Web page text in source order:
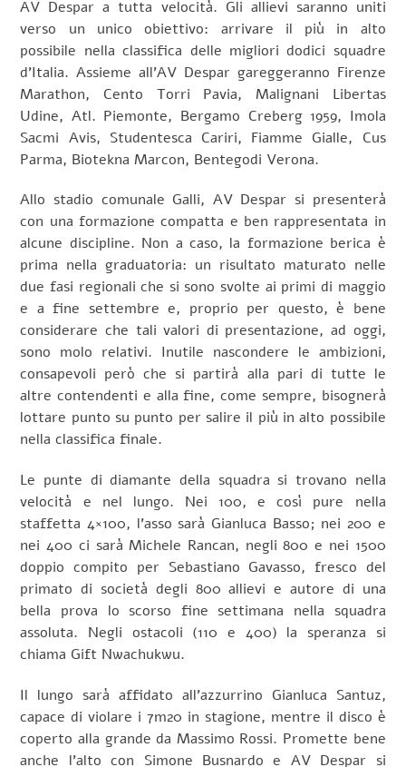
AV Despar a tutta velocità. Gli allievi saranno uniti
verso un unico obiettivo: arrivare il più in alto
possibile nella classifica delle migliori dodici squadre
d’Italia. Assieme all’AV Despar gareggeranno Firenze
Marathon, Cento Torri Pavia, Malignani Libertas
Udine, Atl. Piemonte, Bergamo Creberg 1959, Imola
Sacmi Avis, Studentesca Cariri, Fiamme Gialle, Cus
Parma, Biotekna Marcon, Bentegodi Verona.
Allo stadio comunale Galli, AV Despar si presenterà
con una formazione compatta e ben rappresentata in
alcune discipline. Non a caso, la formazione berica è
prima nella graduatoria: un risultato maturato nelle
due fasi regionali che si sono svolte ai primi di maggio
e a fine settembre e, proprio per questo, è bene
considerare che tali valori di presentazione, ad oggi,
sono molo relativi. Inutile nascondere le ambizioni,
consapevoli però che si partirà alla pari di tutte le
altre contendenti e alla fine, come sempre, bisognerà
lottare punto su punto per salire il più in alto possibile
nella classifica finale.
Le punte di diamante della squadra si trovano nella
velocità e nel lungo. Nei 100, e così pure nella
staffetta 4×100, l’asso sarà Gianluca Basso; nei 200 e
nei 400 ci sarà Michele Rancan, negli 800 e nei 1500
doppio compito per Sebastiano Gavasso, fresco del
primato di società degli 800 allievi e autore di una
bella prova lo scorso fine settimana nella squadra
assoluta. Negli ostacoli (110 e 400) la speranza si
chiama Gift Nwachukwu.
Il lungo sarà affidato all’azzurrino Gianluca Santuz,
capace di violare i 7m20 in stagione, mentre il disco è
coperto alla grande da Massimo Rossi. Promette bene
anche l’alto con Simone Busnardo e AV Despar si